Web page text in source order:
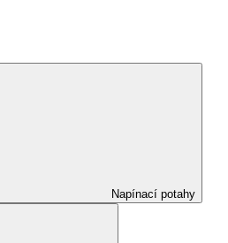
Napínací potahy